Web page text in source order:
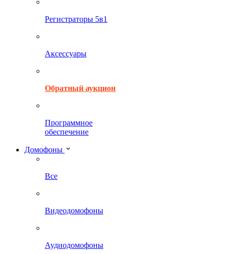
Регистраторы 5в1
Аксессуары
Обратный аукцион
Программное
обеспечение
Домофоны
Все
Видеодомофоны
Аудиодомофоны